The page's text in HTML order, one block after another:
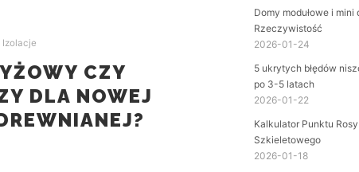
Izolacje
CZY
DLA NOWEJ
Domy modułowe i
Rzeczywistość
2026-01-24
5 ukrytych błędów
po 3-5 latach
2026-01-22
Kalkulator Punktu
Szkieletowego
2026-01-18